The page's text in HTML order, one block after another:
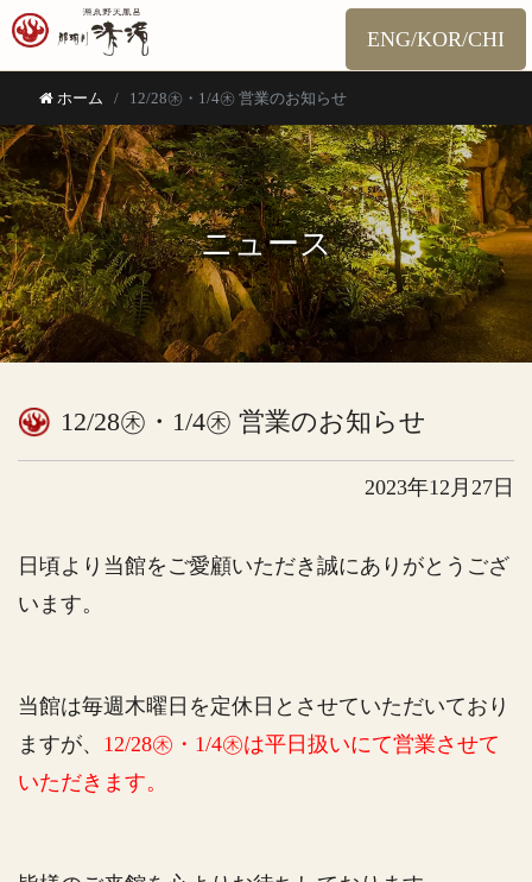
ENG/KOR/CHI
ホーム 12/28㊍・1/4㊍ 営業のお知らせ
ニュース
12/28㊍・1/4㊍ 営業のお知らせ
2023年12月27日
日頃より当館をご愛顧いただき誠にありがとうござ
います。
当館は毎週木曜日を定休日とさせていただいており
ますが、 12/28㊍・1/4㊍は平日扱いにて営業させて
いただきます。